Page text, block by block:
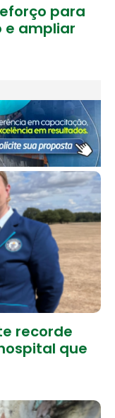
para
e ampliar
recorde
que